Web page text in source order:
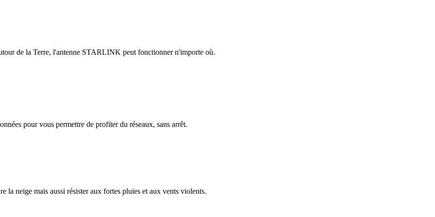
de la Terre, l'antenne STARLINK peut fonctionner n'importe où.
pour vous permettre de profiter du réseaux, sans arrêt.
neige mais aussi résister aux fortes pluies et aux vents violents.